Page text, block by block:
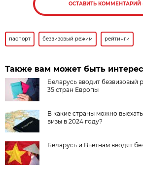
ОСТАВИТЬ КОММЕНТАРИЙ
паспорт безвизовый режим рейтинги
Также вам может быть
Беларусь вводит безвизовый
35 стран Европы
В какие страны можно
визы в 2024 году?
Беларусь и Вьетнам вводят